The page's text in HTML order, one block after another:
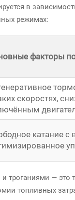
в
режимах:
факторы
скоростях,
катание
— это
топливных